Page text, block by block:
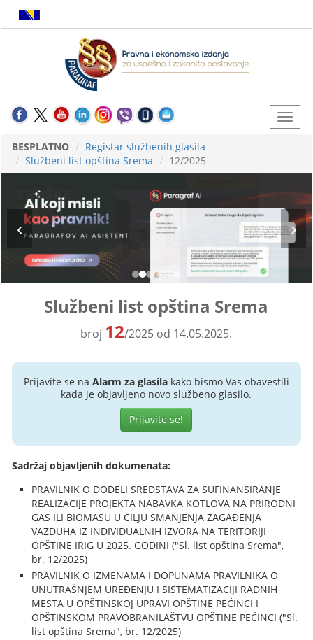
BESPLATNO
Registar službenih glasila
Službeni list opština Srema
12/2025
Službeni list opština Srema
broj 12/2025 od 14.05.2025.
Prijavite se na Alarm za glasilakako bismo Vas obavestili
kada je objavljeno novo službeno glasilo.
Prijavite se!
Sadržaj objavljenih dokumenata:
PRAVILNIK O DODELI SREDSTAVA ZA SUFINANSIRANJE
REALIZACIJE PROJEKTA NABAVKA KOTLOVA NA PRIRODNI
GAS ILI BIOMASU U CILJU SMANJENJA ZAGAĐENJA
VAZDUHA IZ INDIVIDUALNIH IZVORA NA TERITORIJI
OPŠTINE IRIG U 2025. GODINI ("Sl. list opština Srema",
br. 12/2025)
PRAVILNIK O IZMENAMA I DOPUNAMA PRAVILNIKA O
UNUTRAŠNJEM UREĐENJU I SISTEMATIZACIJI RADNIH
MESTA U OPŠTINSKOJ UPRAVI OPŠTINE PEĆINCI I
OPŠTINSKOM PRAVOBRANILAŠTVU OPŠTINE PEĆINCI ("Sl.
list opština Srema", br. 12/2025)